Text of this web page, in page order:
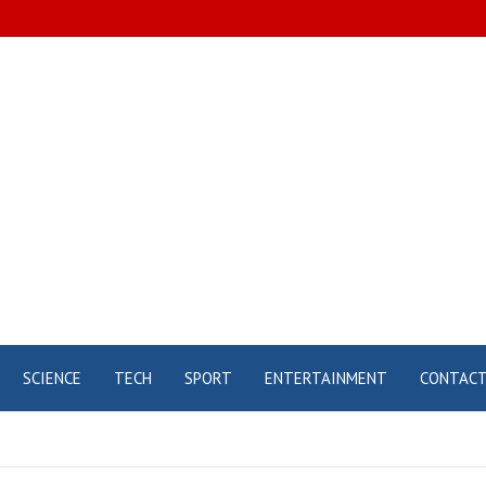
SCIENCE TECH SPORT ENTERTAINMENT